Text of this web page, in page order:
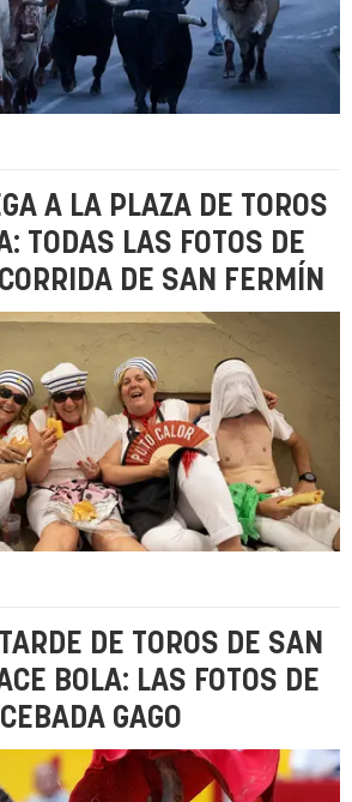
A LA PLAZA DE TOROS
TODAS LAS FOTOS DE
DE SAN FERMÍN
DE TOROS DE SAN
BOLA: LAS FOTOS DE
GAGO